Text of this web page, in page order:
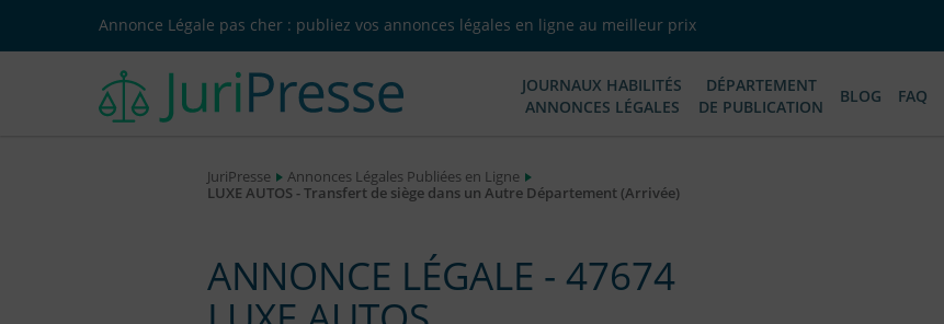
Annonce Légale pas cher : publiez vos annonces légales en ligne au meilleur prix
JOURNAUX HABILITÉS
ANNONCES LÉGALES
DÉPARTEMENT
DE PUBLICATION
BLOG FAQ
JuriPresse
Annonces Légales Publiées en Ligne
LUXE AUTOS - Transfert de siège dans un Autre Département (Arrivée)
ANNONCE LÉGALE - 47674